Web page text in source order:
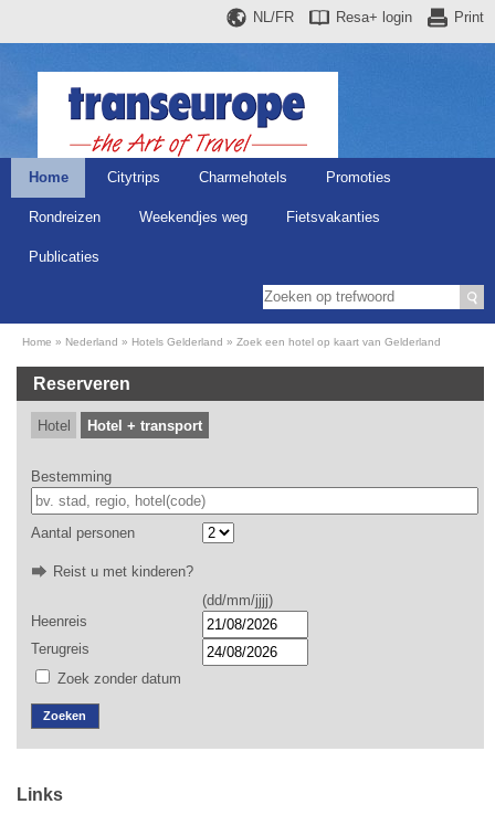
Print
Resa+ login
NL/FR
Home Citytrips Charmehotels Promoties
Rondreizen Weekendjes weg Fietsvakanties
Publicaties
Home Nederland Hotels Gelderland Zoek een hotel op kaart van Gelderland
Reserveren
Hotel Hotel + transport
Bestemming
Aantal personen
Reist u met kinderen?
(dd/mm/jjjj)
Heenreis
Terugreis
Zoek zonder datum
Zoeken
Links